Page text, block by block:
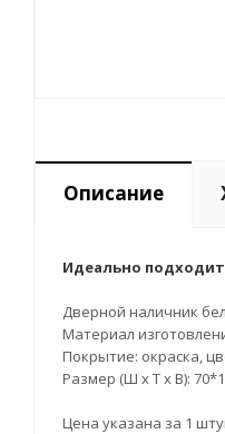
Описание
Идеально подходит
Дверной наличник
Материал
Покрытие: окраска,
Размер (Ш х Т х В):
Цена указана за 1